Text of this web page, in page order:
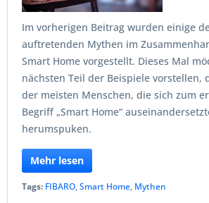
Im vorherigen Beitrag wurden einige
auftretenden Mythen im
Smart Home vorgestellt. Dieses Mal
nächsten Teil der Beispiele vorstellen,
der meisten Menschen, die sich zum
Begriff „Smart Home“
herumspuken.
Mehr lesen
Tags: FIBARO,Smart Home, Mythen